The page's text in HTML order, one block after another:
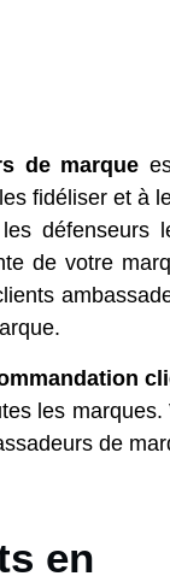
de marque
fidéliser et à
défenseurs
de votre
les
de
en